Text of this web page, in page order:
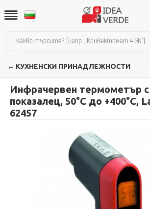
← КУХНЕНСКИ ПРИНАДЛЕЖНОСТИ
Инфрачервен термометър с
показалец, 50°C до +400°C,
62457